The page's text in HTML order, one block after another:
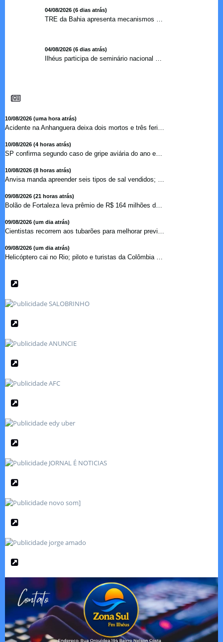
04/08/2026 (6 dias atrás)
TRE da Bahia apresenta mecanismos de segurança das urnas e nova ordem de votação para eleições
04/08/2026 (6 dias atrás)
Ilhéus participa de seminário nacional sobre turismo sustentável e captação de investimentos
10/08/2026 (uma hora atrás)
Acidente na Anhanguera deixa dois mortos e três feridos ...
10/08/2026 (4 horas atrás)
SP confirma segundo caso de gripe aviária do ano em ave en...
10/08/2026 (8 horas atrás)
Anvisa manda apreender seis tipos de sal vendidos; veja a l...
09/08/2026 (21 horas atrás)
Bolão de Fortaleza leva prêmio de R$ 164 milhões da Mega...
09/08/2026 (um dia atrás)
Cientistas recorrem aos tubarões para melhorar previsão s...
09/08/2026 (um dia atrás)
Helicóptero cai no Rio; piloto e turistas da Colômbia mor...